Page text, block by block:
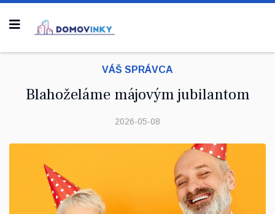
VÁŠ SPRÁVCA
Blahoželáme májovým jubilantom
2026-05-08